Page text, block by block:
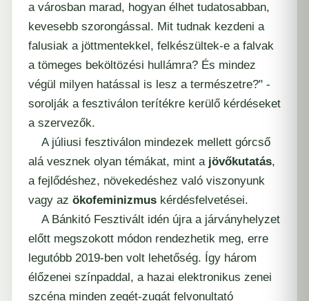
a városban marad, hogyan élhet tudatosabban,
kevesebb szorongással. Mit tudnak kezdeni a
falusiak a jöttmentekkel, felkészültek-e a falvak
a tömeges beköltözési hullámra? És mindez
végül milyen hatással is lesz a természetre?" -
sorolják a fesztiválon terítékre kerülő kérdéseket
a szervezők.
A júliusi fesztiválon mindezek mellett górcső
alá vesznek olyan témákat, mint a jövőkutatás,
a fejlődéshez, növekedéshez való viszonyunk
vagy az ökofeminizmus kérdésfelvetései.
A Bánkitó Fesztivált idén újra a járványhelyzet
előtt megszokott módon rendezhetik meg, erre
legutóbb 2019-ben volt lehetőség. Így három
élőzenei színpaddal, a hazai elektronikus zenei
szcéna minden zegét-zugát felvonultató